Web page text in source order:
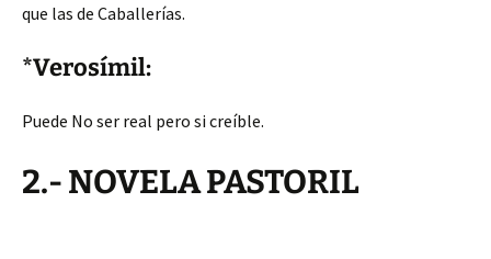
que las de Caballerías.
*Verosímil:
Puede No ser real pero si creíble.
2.- NOVELA PASTORIL